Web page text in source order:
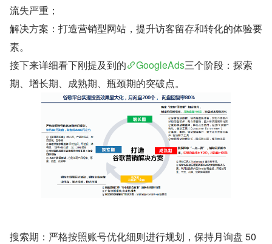
流失严重；
解决方案：打造营销型网站，提升访客留存和转化的体验要
素。
接下来详细看下刚提及到的
GoogleAds三个阶段：探索
期、增长期、成熟期、瓶颈期的突破点。
搜索期：严格按照账号优化细则进行规划，保持月询盘 50